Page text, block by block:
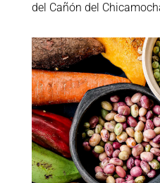
del Cañón del